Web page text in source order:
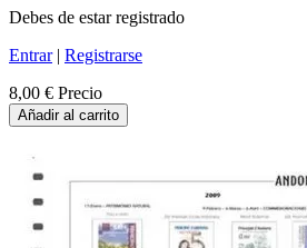
Debes de estar registrado
Entrar| Registrarse
8,00 € Precio
Añadir al carrito